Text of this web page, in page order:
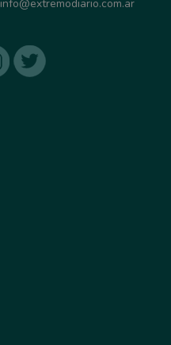
info@extremodiario.com.ar